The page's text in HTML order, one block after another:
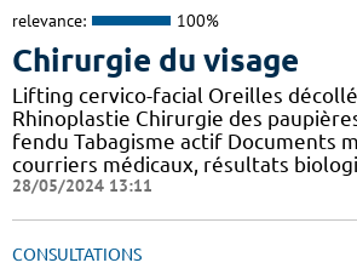
relevance: 100%
Chirurgie du visage
Lifting cervico-facial Oreilles
Rhinoplastie Chirurgie des
fendu Tabagisme actif Documents
courriers médicaux, résultats
28/05/2024 13:11
CONSULTATIONS